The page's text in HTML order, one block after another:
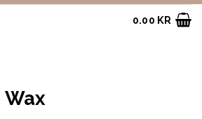
0.00 KR
Wax